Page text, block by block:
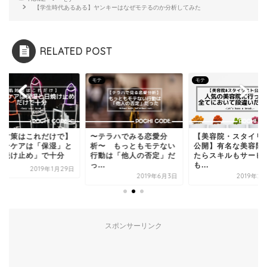
【学生時代あるある】ヤンキーはなぜモテるのか分析してみた
RELATED POST
ラハでみる恋愛分
もっともモテない
は「他人の否定」だ
モテ
【美容院・スタイリスト
公開】有名な美容院行っ
たらスキルもサービス
も...
2019年2月10日
モテ
【肌対策はこれだけ
スキンケアは「保湿
「日焼け止め」で十
スポンサーリンク